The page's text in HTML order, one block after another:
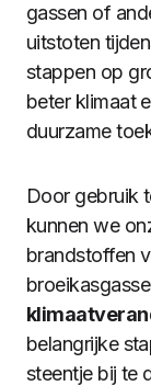
gassen of
uitstoten
stappen op
beter klimaat
duurzame
Door gebruik
kunnen we
brandstoffen
belangrijke
steentje bij te